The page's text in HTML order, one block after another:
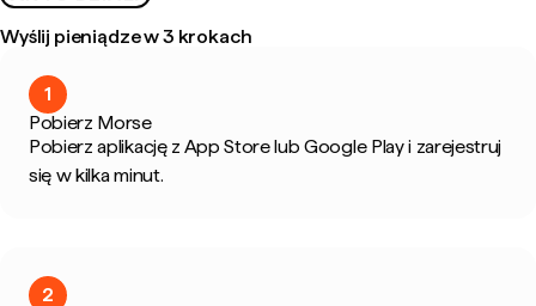
Wyślij pieniądze w 3 krokach
1
Pobierz Morse
Pobierz aplikację z App Store lub Google Play i zarejestruj
się w kilka minut.
2